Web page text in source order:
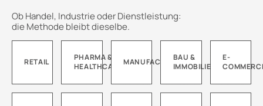
Ob Handel, Industrie oder Dienstleistung:
die Methode bleibt dieselbe.
RETAIL
PHARMA &
HEALTHCARE MANUFACTURING
BAU &
IMMOBILIEN
E-